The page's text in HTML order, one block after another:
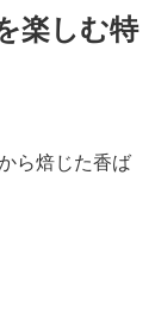
楽しむ特
ら焙じた香ば